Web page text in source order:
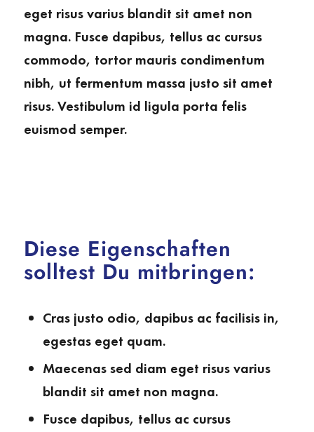
eget risus varius blandit sit amet non
magna. Fusce dapibus, tellus ac cursus
commodo, tortor mauris condimentum
nibh, ut fermentum massa justo sit amet
risus. Vestibulum id ligula porta felis
euismod semper.
Diese Eigenschaften
solltest Du mitbringen:
Cras justo odio, dapibus ac facilisis in,
egestas eget quam.
Maecenas sed diam eget risus varius
blandit sit amet non magna.
Fusce dapibus, tellus ac cursus